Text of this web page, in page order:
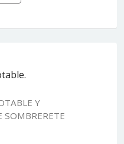
Y
SOMBRERETE